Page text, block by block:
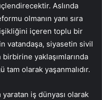
Aslında
olmanın yanı sıra
içeren toplu bir
vatandaşa, siyasetin sivil
yaklaşımlarında
olarak yaşanmalıdır.
iş dünyası olarak